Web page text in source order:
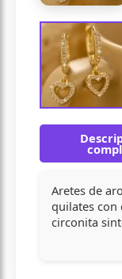
Aretes de
quilates con
circonita